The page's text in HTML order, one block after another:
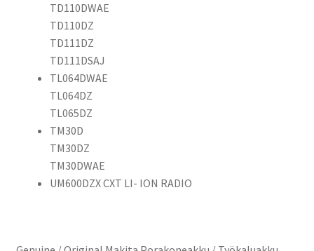
TD110DWAE
TD110DZ
TD111DZ
TD111DSAJ
TL064DWAE
TL064DZ
TL065DZ
TM30D
TM30DZ
TM30DWAE
UM600DZX CXT LI- ION RADIO